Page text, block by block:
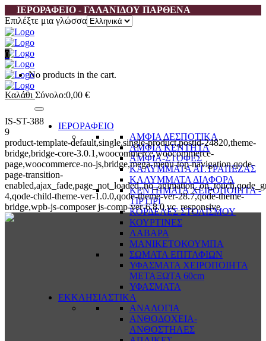
ΙΕΡΟΡΑΦΕΙΟ - ΓΑΛΑΝΙΔΟΥ ΠΑΡΘΕΝΑ
Επιλέξτε μια γλώσσα
0
No products in the cart.
Καλάθι Σύνολο:0,00 €
ΙΕΡΟΡΑΦΕΙΟ
ΑΜΦΙΑ ΔΕΣΠΟΤΙΚΑ
ΑΜΦΙΑ ΚΕΝΤΗΤΑ
ΑΜΦΙΑ-ΣΤΟΦΕΣ
ΚΑΛΥΜΜΑΤΑ ΑΓ.ΤΡΑΠΕΖΑΣ
ΚΑΛΥΜΜΑΤΑ ΔΙΑΦΟΡΑ
ΚΕΝΤΗΜΑΤΑ ΧΕΙΡΟΠΟΙΗΤΑ -
ΤΙΡΤΙΡΙ
ΚΟΡΔΕΛΕΣ ΣΤΟΛΙΣΜΟΥ
ΚΟΥΡΤΙΝΕΣ
ΛΑΒΑΡΑ
ΜΑΝΙΚΕΤΟΚΟΥΜΠΑ
ΣΩΜΑΤΑ ΕΠΙΤΑΦΙΩΝ
ΥΦΑΣΜΑΤΑ ΧΕΙΡΟΠΟΙΗΤΑ
ΜΕΤΑΞΩΤΑ 60cm
ΥΦΑΣΜΑΤΑ
ΕΚΚΛΗΣΙΑΣΤΙΚΑ
ΑΝΑΛΟΓΙΑ
ΑΝΘΟΔΟΧΕΙΑ-
ΑΝΘΟΣΤΗΛΕΣ
IS-ST-388
9
product-template-default,single,single-product,postid-24820,theme-
bridge,bridge-core-3.0.1,woocommerce,woocommerce-
page,woocommerce-no-js,bridge,mega-menu-top-navigation,qode-
page-transition-
4,qode-child-theme-ver-1.0.0,qode-theme-ver-28.7,qode-theme-
bridge,wpb-js-composer js-comp-ver-6.8.0,vc_responsive